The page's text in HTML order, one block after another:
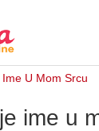
U Mom Srcu
ime u